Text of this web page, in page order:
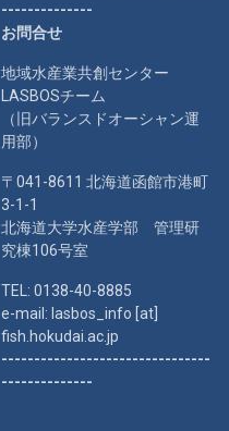
--------------
お問合せ
地域水産業共創センター
LASBOSチーム
（旧バランスドオーシャン運
用部）
〒041-8611 北海道函館市港町
3-1-1
北海道大学水産学部 管理研
究棟106号室
TEL: 0138-40-8885
e-mail: lasbos_info [at]
fish.hokudai.ac.jp
--------------------------------
--------------